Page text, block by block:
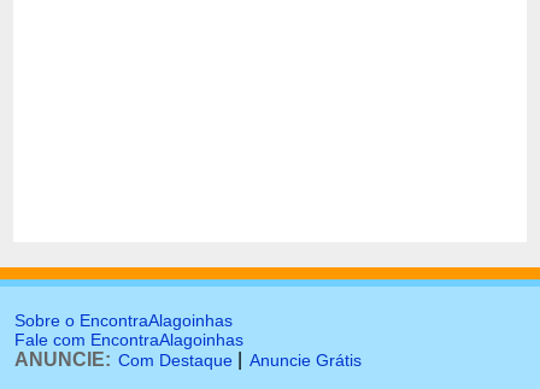
Sobre o EncontraAlagoinhas
Fale com EncontraAlagoinhas
ANUNCIE: Com Destaque Anuncie Grátis